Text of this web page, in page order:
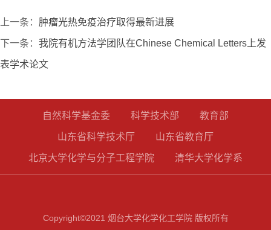
上一条： 肿瘤光热免疫治疗取得最新进展
下一条： 我院有机方法学团队在Chinese Chemical Letters上发
表学术论文
自然科学基金委 科学技术部 教育部
山东省科学技术厅 山东省教育厅
北京大学化学与分子工程学院 清华大学化学系
Copyright©2021 烟台大学化学化工学院 版权所有